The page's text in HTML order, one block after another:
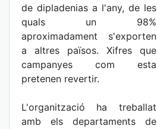
de dipladenias a l'any, de les
quals un 98%
aproximadament s'exporten
a altres països. Xifres que
campanyes com esta
pretenen revertir.
L'organització ha treballat
amb els departaments de